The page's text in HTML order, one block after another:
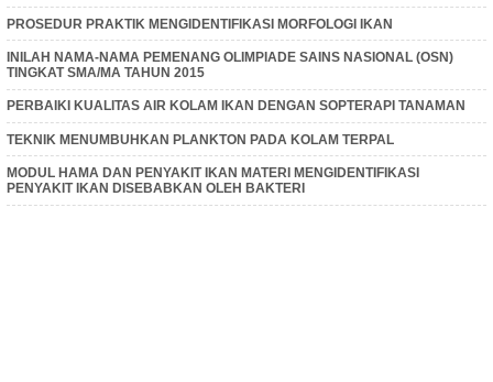
PROSEDUR PRAKTIK MENGIDENTIFIKASI MORFOLOGI IKAN
INILAH NAMA-NAMA PEMENANG OLIMPIADE SAINS NASIONAL (OSN)
TINGKAT SMA/MA TAHUN 2015
PERBAIKI KUALITAS AIR KOLAM IKAN DENGAN SOPTERAPI TANAMAN
TEKNIK MENUMBUHKAN PLANKTON PADA KOLAM TERPAL
MODUL HAMA DAN PENYAKIT IKAN MATERI MENGIDENTIFIKASI
PENYAKIT IKAN DISEBABKAN OLEH BAKTERI